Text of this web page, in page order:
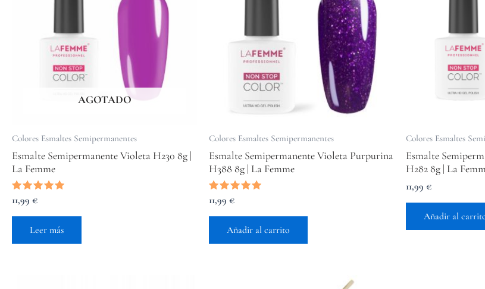
AGOTADO
Colores Esmaltes Semipermanentes
Esmalte Semipermanente Violeta H230 8g |
La Femme
Valorado
con
5.00
de 5
11,99 €
Leer más
Colores Esmaltes Semipermanentes
Esmalte Semipermanente Violeta Purpurina
H388 8g | La Femme
Valorado
con
5.00
11,99 €
Añadir al carrito
Colores Esmaltes
Esmalte
H282 8g | La
11,99 €
Añadir al